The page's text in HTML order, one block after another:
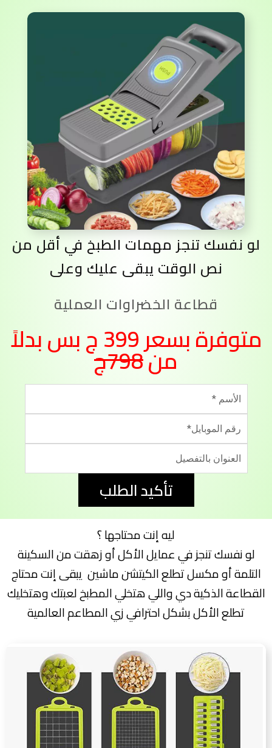
لو نفسك تنجز مهمات الطبخ في أقل من
نص الوقت يبقى عليك وعلى
قطاعة الخضراوات العملية
متوفرة بسعر 399 ج بس بدلاً
من798ج
تأكيد الطلب
ليه إنت محتاجها ؟
لو نفسك تنجز في عمايل الأكل أو زهقت من السكينة
التلمة أو مكسل تطلع الكيتشن ماشين يبقى إنت محتاج
القطاعة الذكية دي واللي هتخلي المطبخ لعبتك وهتخليك
تطلع الأكل بشكل احترافي زي المطاعم العالمية